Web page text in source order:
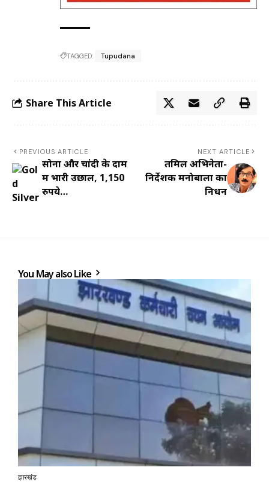
TAGGED: Tupudana
Share This Article
PREVIOUS ARTICLE
सोना और चांदी के दाम
में भारी उछाल, 1,150
रुपये…
NEXT ARTICLE
तमिल अभिनेता-
निर्देशक मनोबाला का
निधन
You May also Like
झारखंड